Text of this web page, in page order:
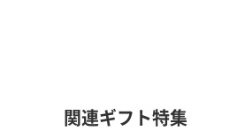
関連ギフト特集